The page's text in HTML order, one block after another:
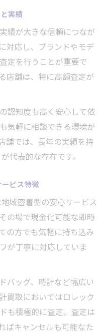
実績
績が大きな信頼につなが
対応し、ブランドやモデ
定を行うことが重要で
店舗は、特に高額査定が
認知度も高く安心して依
気軽に相談できる環境が
舗では、長年の実績を持
代表的な存在です。
ビス特徴
域密着型の安心サービス
の場で現金化可能な即時
の方でも気軽に持ち込み
が丁寧に対応していま
バッグ、時計など幅広い
買取においてはロレック
も積極的に査定。査定は
ばキャンセルも可能なた